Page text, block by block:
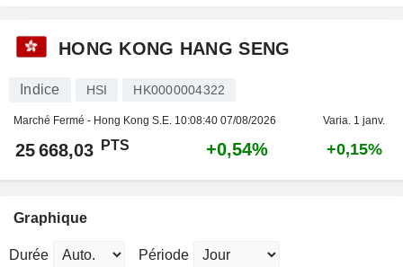
HONG KONG HANG SENG
Indice HSI HK0000004322
Marché Fermé - Hong Kong S.E. 10:08:40 07/08/2026 Varia. 1 janv.
25 668,03 PTS +0,54% +0,15%
Graphique
Durée Période